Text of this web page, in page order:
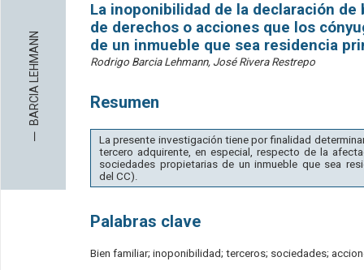
─
BARCIA LEHMANN
La inoponibilidad de la declaración
de derechos o acciones que los
de un inmueble que sea residencia
Rodrigo Barcia Lehmann, José Rivera Restrepo
Resumen
La presente investigación tiene por finalidad
tercero adquirente, en especial, respecto de la
sociedades propietarias de un inmueble que sea
del CC).
Palabras clave
Bien familiar; inoponibilidad; terceros; sociedades;